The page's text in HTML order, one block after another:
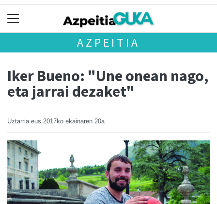
AZPEITIA
Iker Bueno: "Une onean nago,
eta jarrai dezaket"
Uztarria.eus 2017ko ekainaren 20a